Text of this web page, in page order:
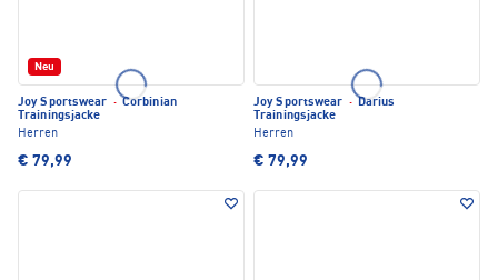
Neu
Joy Sportswear · Corbinian
Trainingsjacke
Herren
€ 79,99
Joy Sportswear · Darius
Trainingsjacke
Herren
€ 79,99